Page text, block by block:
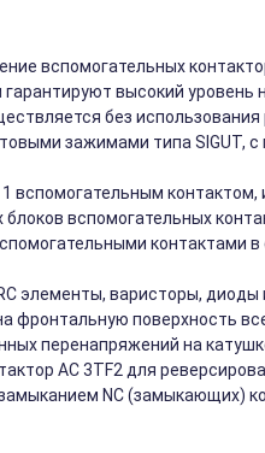
вспомогательных
высокий уровень
без использования
зажимами типа
1 вспомогательным
вспомогательных
контактами
элементы, варисторы,
поверхность
перенапряжений на
АС 3TF2 для
NC (замыкающих)